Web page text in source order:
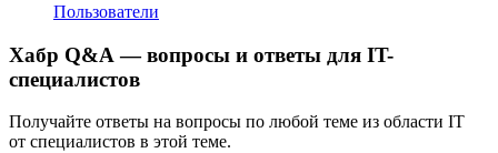
Пользователи
Хабр Q&A — вопросы и ответы для IT-
специалистов
Получайте ответы на вопросы по любой теме из области IT
от специалистов в этой теме.